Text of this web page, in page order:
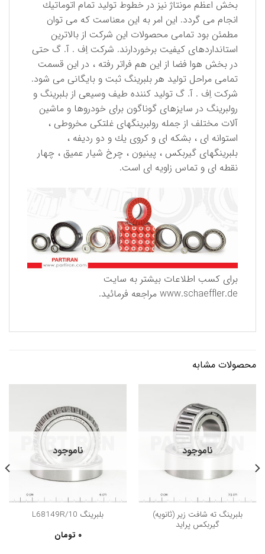
بخش اعظم مونتاژ نیز در خطوط تولید تمام اتوماتیك
انجام می گردد. این امر به این معناست كه می توان
مطمئن بود تمامی محصولات این شركت از بالاترین
استانداردهای كیفیت برخوردارند. شركت اِف . آ. گ حتی
در بخش هوا فضا از این هم فراتر رفته ، در این قسمت
تمامی مراحل تولید هر بلبرینگ ثبت و بایگانی می شود.
شركت اِف . آ. گ تولید كننده طیف وسیعی از بلبرینگ و
رولبرینگ در سایزهای گوناگون برای خودروها و ماشین
آلات مختلف از جمله رولبرینگهای غلتكی مخروطی ،
استوانه ای ، بشكه ای و كروی یك و دو ردیفه ،
بلبرینگهای گیربكس ، پینیون ، چرخ شیار عمیق ، چهار
نقطه ای و تماس زاویه ای است.
برای كسب اطلاعات بیشتر به سایت
www.schaeffler.de مراجعه فرمائید.
محصولات مشابه
ناموجود
بلبرینگ ته شافت زیر (ثانویه)
گیربکس پراید
ناموجود
بلبرینگ L68149R/10
۰ تومان